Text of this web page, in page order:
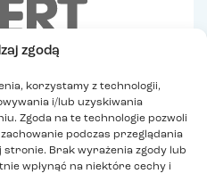
zgodą
korzystamy z technologii,
i/lub uzyskiwania
Zgoda na te technologie pozwoli
podczas przeglądania
Brak wyrażenia zgody lub
wpłynąć na niektóre cechy i